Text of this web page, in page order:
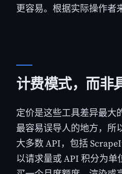
更容易。根据实际操作者
计费模式，而非
定价是这些工具差异最大
最容易误导人的地方，所
大多数 API，包括
以请求量或 API 积分为